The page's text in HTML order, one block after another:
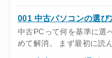
001 中古パソコンの選び
中古PCって何を基準に選
めて解消。 まず最初に読